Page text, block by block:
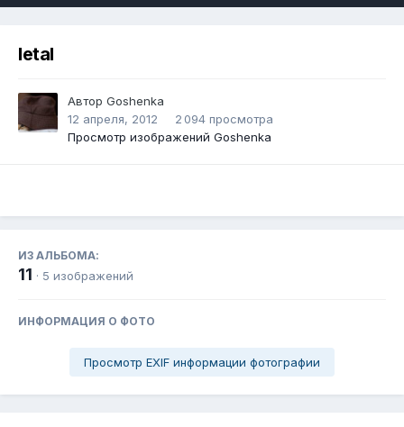
letal
Автор Goshenka
12 апреля, 2012
2 094 просмотра
Просмотр изображений Goshenka
ИЗ АЛЬБОМА:
11 · 5 изображений
ИНФОРМАЦИЯ О ФОТО
Просмотр EXIF информации фотографии